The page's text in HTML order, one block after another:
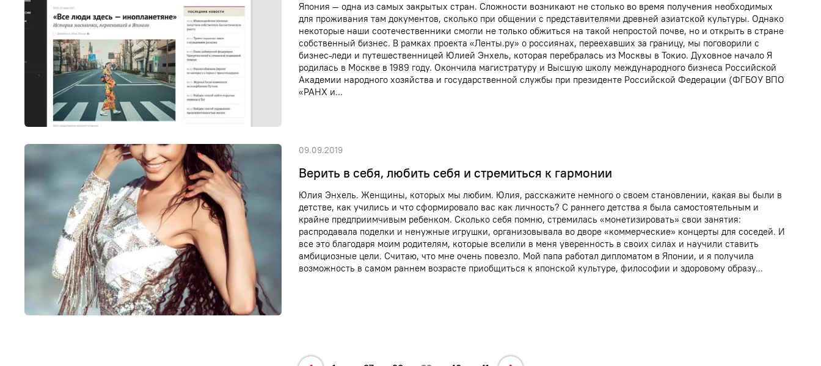
Япония — одна из самых закрытых стран. Сложности возникают не столько во время получения необходимых
для проживания там документов, сколько при общении с представителями древней азиатской культуры. Однако
некоторые наши соотечественники смогли не только обжиться на такой непростой почве, но и открыть в стране
собственный бизнес. В рамках проекта «Ленты.ру» о россиянах, переехавших за границу, мы поговорили с
бизнес-леди и путешественницей Юлией Энхель, которая перебралась из Москвы в Токио. Духовное начало Я
родилась в Москве в 1989 году. Окончила магистратуру и Высшую школу международного бизнеса Российской
Академии народного хозяйства и государственной службы при президенте Российской Федерации (ФГБОУ ВПО
«РАНХ и...
Верить в себя, любить себя и стремиться к гармонии
Юлия Энхель. Женщины, которых мы любим. Юлия, расскажите немного о своем становлении, какая вы были в
детстве, как учились и что сформировало вас как личность? С раннего детства я была самостоятельным и
крайне предприимчивым ребенком. Сколько себя помню, стремилась «монетизировать» свои занятия:
распродавала поделки и ненужные игрушки, организовывала во дворе «коммерческие» концерты для соседей. И
все это благодаря моим родителям, которые вселили в меня уверенность в своих силах и научили ставить
амбициозные цели. Считаю, что мне очень повезло. Мой папа работал дипломатом в Японии, и я получила
возможность в самом раннем возрасте приобщиться к японской культуре, философии и здоровому образу...
09.09.2019